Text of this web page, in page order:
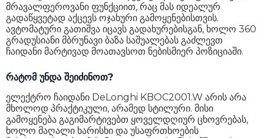
მრავალფეროვანი ფუნქციით, რაც მას იდეალურ
გადაწყვეტად აქცევს ოჯახური გამოყენებისთვის.
ავტომატური გათიშვა იცავს გადახურებისგან, ხოლო 360
გრადუსიანი მბრუნავი ბაზა საშუალებას გაძლევთ
ჩაიდანი მარტივად მოათავსოთ ნებისმიერ პოზიციაში.
რატომ უნდა შეიძინოთ?
ელექტრო ჩაიდანი DeLonghi KBOC2001.W არის არა
მხოლოდ პრაქტიკული, არამედ სტილური. მისი
გამოყენება გაგიმარტივებთ ყოველდღიურ ცხოვრებას,
ხოლო მაღალი ხარისხი და უსაფრთხოების